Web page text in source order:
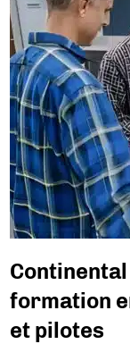
formation
et pilotes